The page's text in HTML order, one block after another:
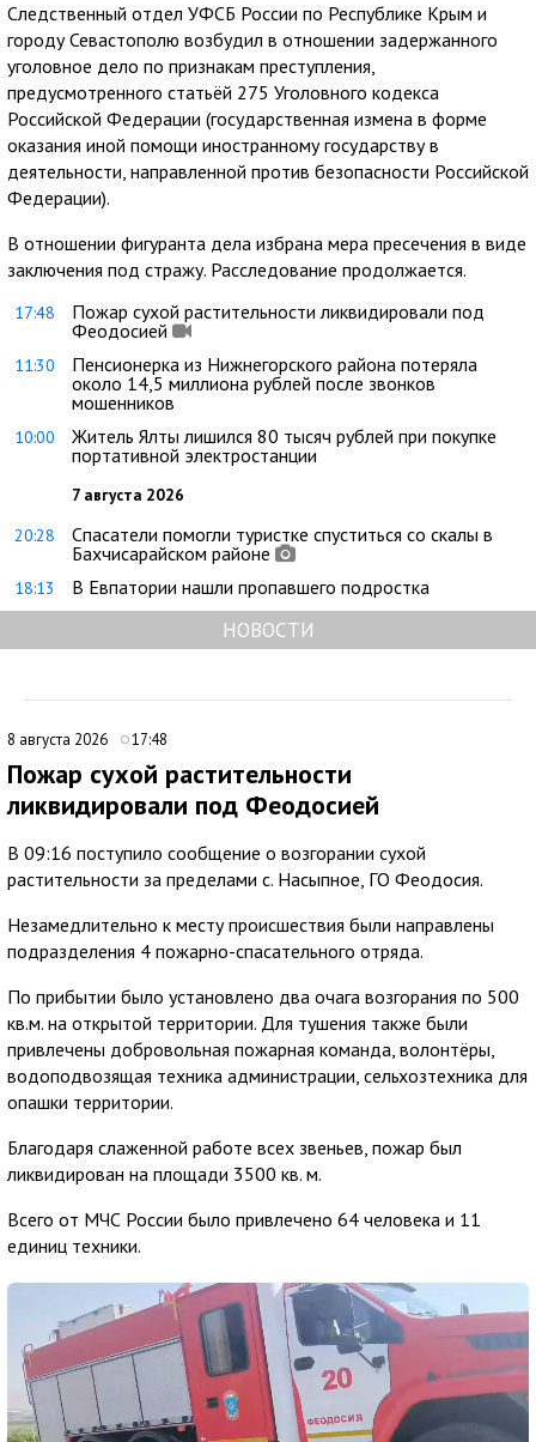
Следственный отдел УФСБ России по Республике Крым и
городу Севастополю возбудил в отношении задержанного
уголовное дело по признакам преступления,
предусмотренного статьёй 275 Уголовного кодекса
Российской Федерации (государственная измена в форме
оказания иной помощи иностранному государству в
деятельности, направленной против безопасности Российской
Федерации).
В отношении фигуранта дела избрана мера пресечения в виде
заключения под стражу. Расследование продолжается.
17:48
Пожар сухой растительности ликвидировали под
Феодосией
11:30
Пенсионерка из Нижнегорского района потеряла
около 14,5 миллиона рублей после звонков
мошенников
10:00
Житель Ялты лишился 80 тысяч рублей при покупке
портативной электростанции
7 августа 2026
20:28
Спасатели помогли туристке спуститься со скалы в
Бахчисарайском районе
18:13 В Евпатории нашли пропавшего подростка
НОВОСТИ
8 августа 2026 17:48
Пожар сухой растительности
ликвидировали под Феодосией
В 09:16 поступило сообщение о возгорании сухой
растительности за пределами с. Насыпное, ГО Феодосия.
Незамедлительно к месту происшествия были направлены
подразделения 4 пожарно-спасательного отряда.
По прибытии было установлено два очага возгорания по 500
кв.м. на открытой территории. Для тушения также были
привлечены добровольная пожарная команда, волонтёры,
водоподвозящая техника администрации, сельхозтехника для
опашки территории.
Благодаря слаженной работе всех звеньев, пожар был
ликвидирован на площади 3500 кв. м.
Всего от МЧС России было привлечено 64 человека и 11
единиц техники.